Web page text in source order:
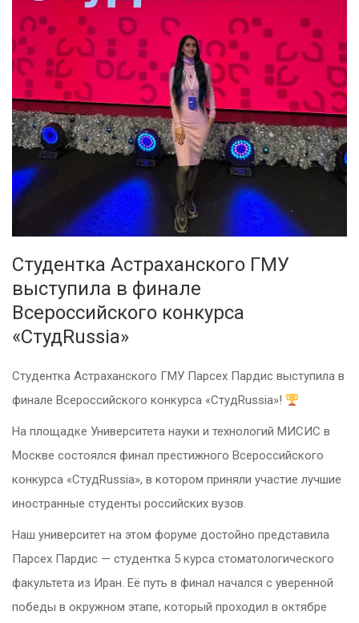
Студентка Астраханского ГМУ
выступила в финале
Всероссийского конкурса
«СтудRussia»
Студентка Астраханского ГМУ Парсех Пардис выступила в
финале Всероссийского конкурса «СтудRussia»!
На площадке Университета науки и технологий МИСИС в
Москве состоялся финал престижного Всероссийского
конкурса «СтудRussia», в котором приняли участие лучшие
иностранные студенты российских вузов.
Наш университет на этом форуме достойно представила
Парсех Пардис — студентка 5 курса стоматологического
факультета из Иран. Её путь в финал начался с уверенной
победы в окружном этапе, который проходил в октябре